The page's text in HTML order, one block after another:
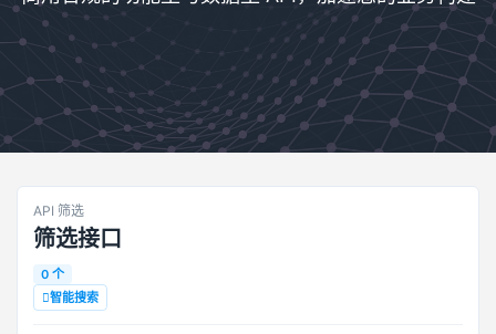
API 筛选
筛选接口
0 个
智能搜索